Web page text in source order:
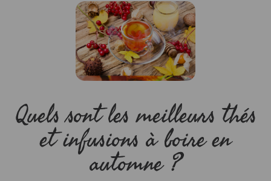
Quels sont les meilleurs thés
et infusions à boire en
automne ?